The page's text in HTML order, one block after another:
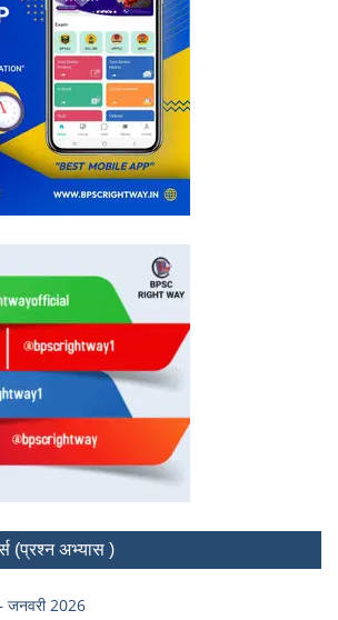
(प्रश्न अभ्यास )
जनवरी 2026